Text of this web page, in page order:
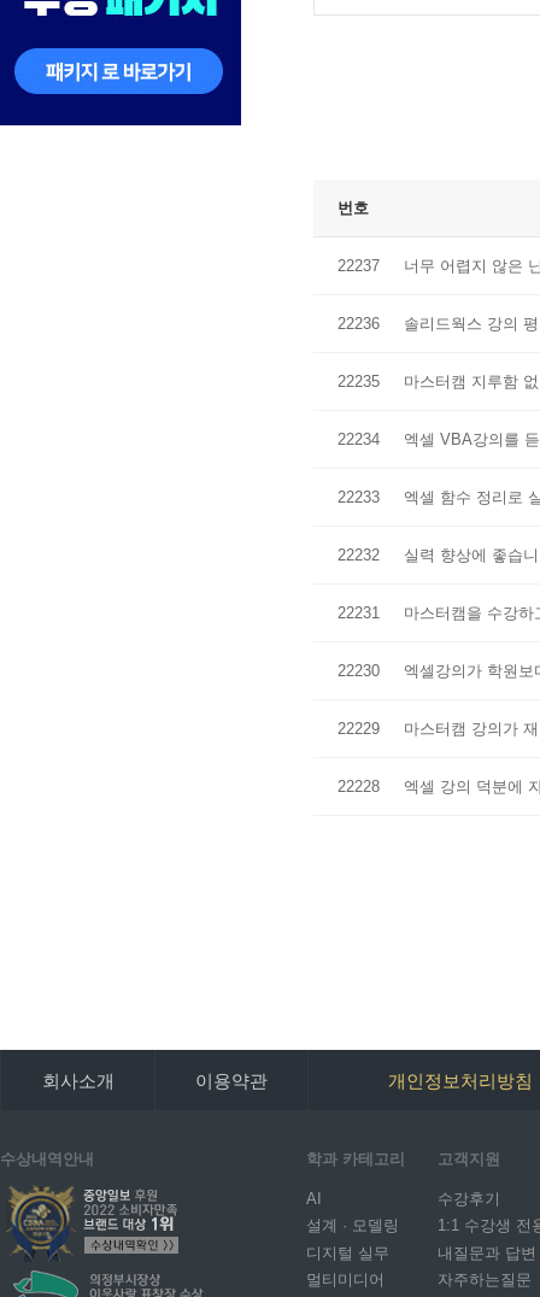
번호
22237 너무 어렵지 않은
22236 솔리드웍스 강의
22235 마스터캠 지루함
22234 엑셀 VBA강의를
22233 엑셀 함수 정리로
22232 실력 향상에 좋습
22231 마스터캠을 수강하
22230 엑셀강의가 학원보
22229 마스터캠 강의가
22228 엑셀 강의 덕분에
회사소개 이용약관 개인정보처리방침
수상내역안내 학과 카테고리
AI
설계 · 모델링
디지털 실무
멀티미디어
고객지원
수강후기
1:1 수강생 전
내질문과 답변
자주하는질문